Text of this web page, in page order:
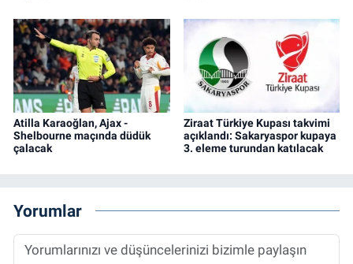
Atilla Karaoğlan, Ajax -
Shelbourne maçında düdük
çalacak
Ziraat Türkiye Kupası takvimi
açıklandı: Sakaryaspor kupaya
3. eleme turundan katılacak
Yorumlar